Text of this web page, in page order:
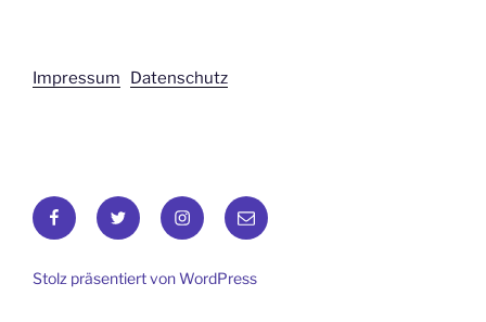
Impressum Datenschutz
FacebookTwitter Instagram
E-
Mail
Stolz präsentiert von WordPress